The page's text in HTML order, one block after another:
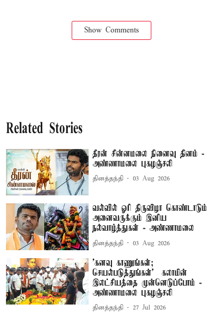
Show Comments
Related Stories
தீரன் சின்னமலை நினைவு தினம் -
அண்ணாமலை புகழஞ்சலி
தினத்தந்தி 03 Aug 2026
வல்வில் ஓரி திருவிழா கொண்டாடும்
அனைவருக்கும் இனிய
நல்வாழ்த்துகள் - அண்ணாமலை
தினத்தந்தி 03 Aug 2026
'கனவு காணுங்கள்;
செயல்படுத்துங்கள்' – கலாமின்
இலட்சியத்தை முன்னெடுப்போம் -
அண்ணாமலை புகழஞ்சலி
தினத்தந்தி 27 Jul 2026